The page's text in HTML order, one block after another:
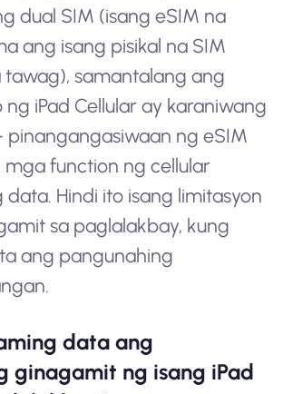
dual SIM (isang eSIM na
ang isang pisikal na SIM
tawag), samantalang ang
iPad Cellular ay karaniwang
ng eSIM
function ng cellular
data. Hindi ito isang limitasyon
sa paglalakbay, kung
ang pangunahing
data ang
ginagamit ng isang iPad